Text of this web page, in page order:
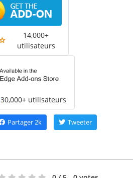
14,000+
utilisateurs
30,000+ utilisateurs
Partager2k Tweeter